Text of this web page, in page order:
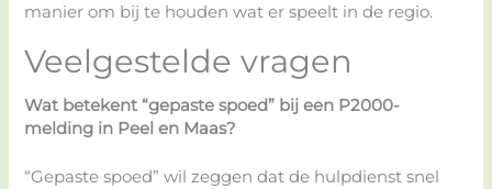
manier om bij te houden wat er speelt in de regio.
Veelgestelde vragen
Wat betekent “gepaste spoed” bij een P2000-
melding in Peel en Maas?
“Gepaste spoed” wil zeggen dat de hulpdienst snel